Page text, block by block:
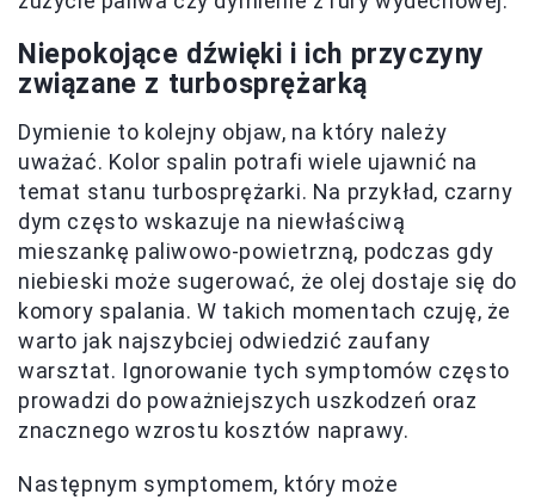
Niepokojące dźwięki i ich przyczyny
związane z turbosprężarką
Dymienie to kolejny objaw, na który należy
uważać. Kolor spalin potrafi wiele ujawnić na
temat stanu turbosprężarki. Na przykład, czarny
dym często wskazuje na niewłaściwą
mieszankę paliwowo-powietrzną, podczas gdy
niebieski może sugerować, że olej dostaje się do
komory spalania. W takich momentach czuję, że
warto jak najszybciej odwiedzić zaufany
warsztat. Ignorowanie tych symptomów często
prowadzi do poważniejszych uszkodzeń oraz
znacznego wzrostu kosztów naprawy.
Następnym symptomem, który może